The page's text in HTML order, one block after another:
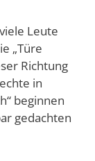
Leute
„Türe
Richtung
in
beginnen
gedachten